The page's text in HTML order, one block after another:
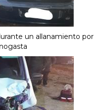
un allanamiento por